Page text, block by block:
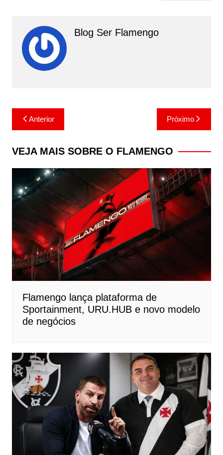
Blog Ser Flamengo
Navegação
de
Post
Anterior Próximo
VEJA MAIS SOBRE O FLAMENGO
Flamengo lança plataforma de
Sportainment, URU.HUB e novo modelo
de negócios